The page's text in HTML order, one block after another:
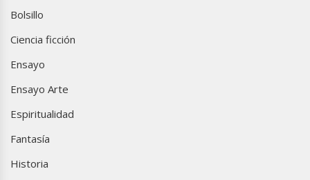
Bolsillo
Ciencia ficción
Ensayo
Ensayo Arte
Espiritualidad
Fantasía
Historia